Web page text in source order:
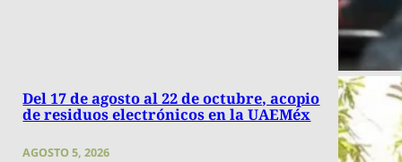
Del 17 de agosto al 22 de octubre, acopio
de residuos electrónicos en la UAEMéx
AGOSTO 5, 2026